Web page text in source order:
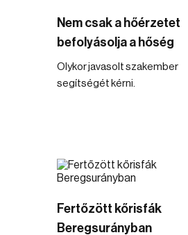
Nem csak a hőérzetet
befolyásolja a hőség
Olykor javasolt szakember
segítségét kérni.
Fertőzött kőrisfák
Beregsurányban